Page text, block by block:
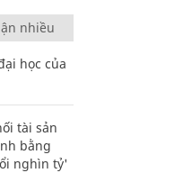
nhiều
học của
tài sản
bằng
nghìn tỷ'